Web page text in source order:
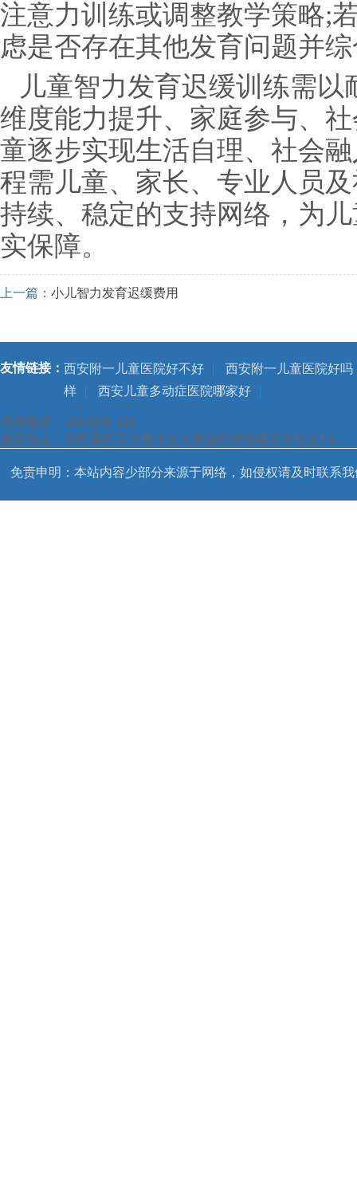
注意力训练或调整教学策略;
虑是否存在其他发育问题并
儿童智力发育迟缓训练需
维度能力提升、家庭参与、
童逐步实现生活自理、社会
程需儿童、家长、专业人员
持续、稳定的支持网络，为
实保障。
上一篇： 小儿智力发育迟缓费用
友情链接： 西安附一儿童医院好不好 |
西安附一儿童医院好吗
样
| 西安儿童多动症医院哪家好 |
咨询电话：400-8699-120
医院地址：陕西省西安市雁塔区大寨路西段铭城国际社区1号
免责申明：本站内容少部分来源于网络，如侵权请及时联系